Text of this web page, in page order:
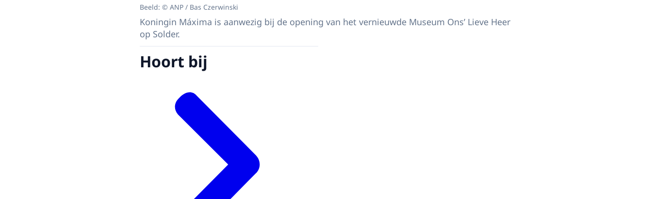
Beeld: © ANP / Bas Czerwinski
Koningin Máxima is aanwezig bij de opening van het vernieuwde Museum Ons’ Lieve Heer
op Solder.
Hoort bij